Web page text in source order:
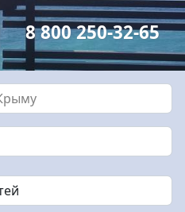
8 800 250-32-65